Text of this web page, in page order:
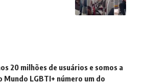
20 milhões de usuários e somos a
Mundo LGBTI+ número um do